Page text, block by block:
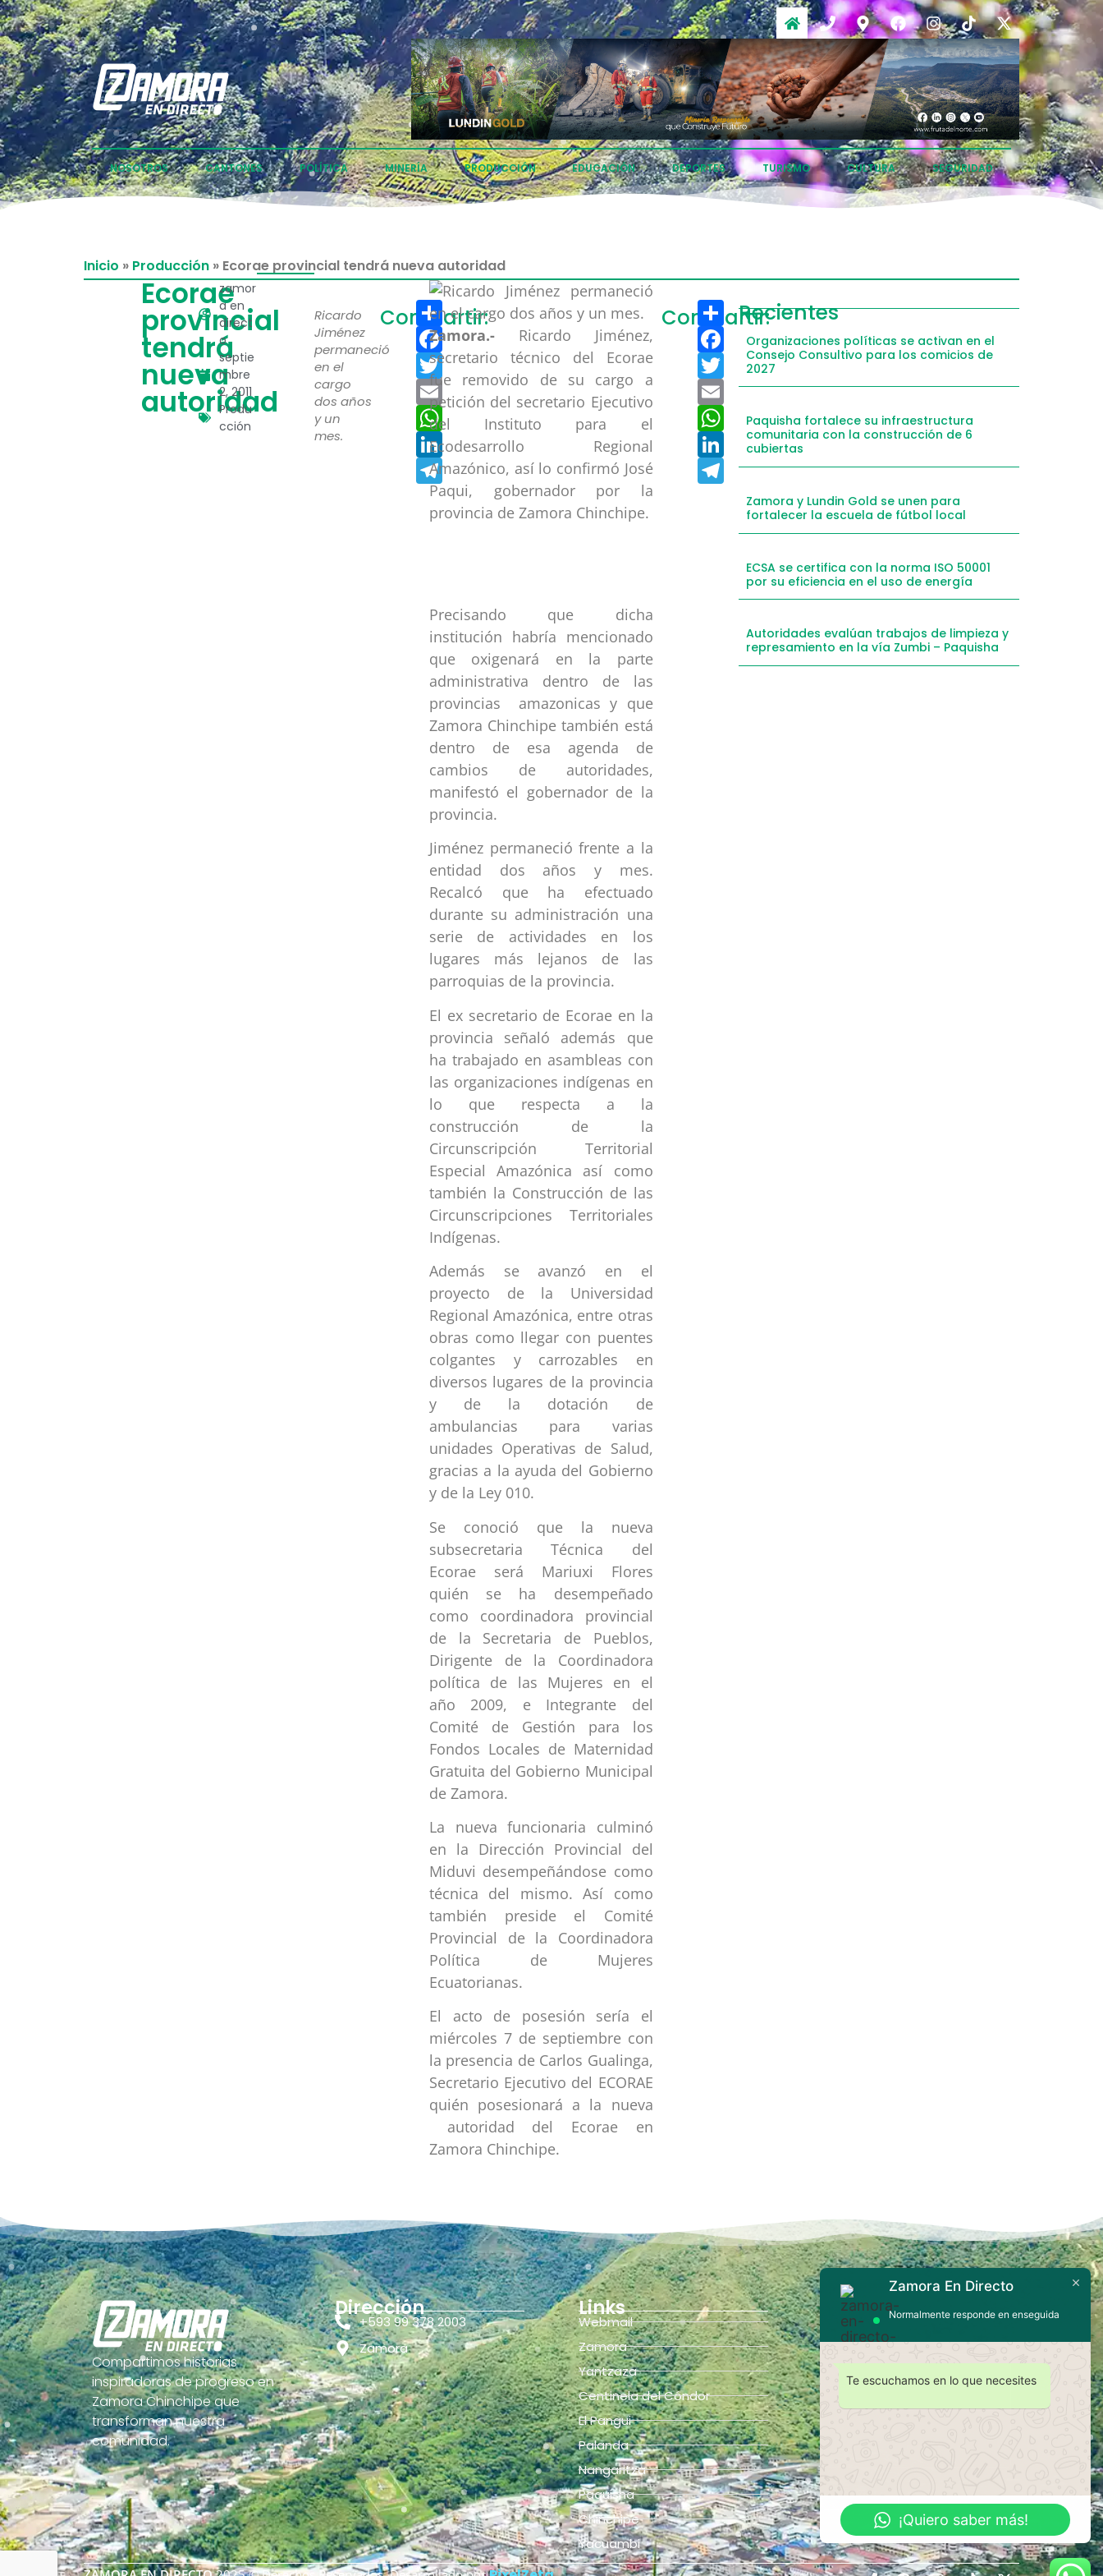
NOSOTROS CANTONES POLÍTICA MINERÍA PRODUCCIÓN EDUCACIÓN DEPORTES TURISMO CULTURA SEGURIDAD
Inicio » Producción » Ecorae provincial tendrá nueva autoridad
Ecorae
provincial
tendrá
nueva
autoridad
zamor
a en
direct
o
septie
mbre
2, 2011
Produ
cción
Ricardo
Jiménez
permaneció
en el
cargo
dos años
y un
mes.
Compartir:
Compartir
Facebook
Twitter
Email
WhatsApp
LinkedIn
Telegram
Zamora.- Ricardo Jiménez,
secretario técnico del Ecorae
fue removido de su cargo a
petición del secretario Ejecutivo
del Instituto para el
Ecodesarrollo Regional
Amazónico, así lo confirmó José
Paqui, gobernador por la
provincia de Zamora Chinchipe.
Precisando que dicha
institución habría mencionado
que oxigenará en la parte
administrativa dentro de las
provincias amazonicas y que
Zamora Chinchipe también está
dentro de esa agenda de
cambios de autoridades,
manifestó el gobernador de la
provincia.
Jiménez permaneció frente a la
entidad dos años y mes.
Recalcó que ha efectuado
durante su administración una
serie de actividades en los
lugares más lejanos de las
parroquias de la provincia.
El ex secretario de Ecorae en la
provincia señaló además que
ha trabajado en asambleas con
las organizaciones indígenas en
lo que respecta a la
construcción de la
Circunscripción Territorial
Especial Amazónica así como
también la Construcción de las
Circunscripciones Territoriales
Indígenas.
Además se avanzó en el
proyecto de la Universidad
Regional Amazónica, entre otras
obras como llegar con puentes
colgantes y carrozables en
diversos lugares de la provincia
y de la dotación de
ambulancias para varias
unidades Operativas de Salud,
gracias a la ayuda del Gobierno
y de la Ley 010.
Se conoció que la nueva
subsecretaria Técnica del
Ecorae será Mariuxi Flores
quién se ha desempeñado
como coordinadora provincial
de la Secretaria de Pueblos,
Dirigente de la Coordinadora
política de las Mujeres en el
año 2009, e Integrante del
Comité de Gestión para los
Fondos Locales de Maternidad
Gratuita del Gobierno Municipal
de Zamora.
La nueva funcionaria culminó
en la Dirección Provincial del
Miduvi desempeñándose como
técnica del mismo. Así como
también preside el Comité
Provincial de la Coordinadora
Política de Mujeres
Ecuatorianas.
El acto de posesión sería el
miércoles 7 de septiembre con
la presencia de Carlos Gualinga,
Secretario Ejecutivo del ECORAE
quién posesionará a la nueva
autoridad del Ecorae en
Zamora Chinchipe.
Compartir:
Compartir
Facebook
Twitter
Email
WhatsApp
LinkedIn
Telegram
Recientes
Organizaciones políticas se activan en el
Consejo Consultivo para los comicios de
2027
Paquisha fortalece su infraestructura
comunitaria con la construcción de 6
cubiertas
Zamora y Lundin Gold se unen para
fortalecer la escuela de fútbol local
ECSA se certifica con la norma ISO 50001
por su eficiencia en el uso de energía
Autoridades evalúan trabajos de limpieza y
represamiento en la vía Zumbi – Paquisha
Compartimos historias
inspiradoras de progreso en
Zamora Chinchipe que
transforman nuestra
comunidad.
Dirección
+593 99 378 2003
Zamora
Links
Webmail
Zamora
Yantzaza
Centinela del Cóndor
El Pangui
Palanda
Nangaritza
Paquisha
Chinchipe
Yacuambi
Contáctanos
Enviar
Zamora En Directo
Normalmente responde en enseguida
Te escuchamos en lo que necesites
¡Quiero saber más!